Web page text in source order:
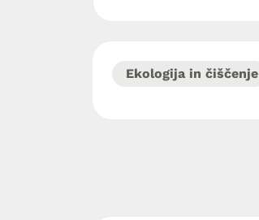
Ekologija in čiščenje